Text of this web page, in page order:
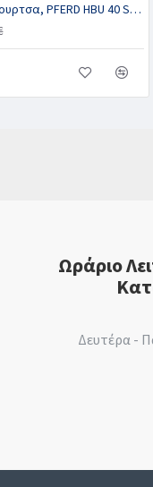
Συρματόβουρτσα, PFERD HBU 40 ST 0.35
Ωράριο
Δευτέρα -